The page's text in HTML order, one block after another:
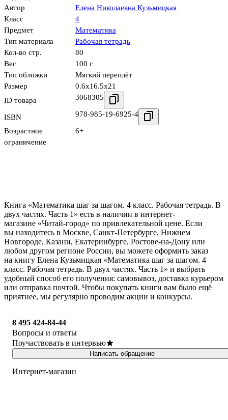
Автор
Елена Николаевна Кузьмицкая
Класс
4
Предмет
Математика
Тип материала
Рабочая тетрадь
Кол-во стр.
80
Вес
100 г
Тип обложки
Мягкий переплёт
Размер
0.6x16.5x21
ID товара
3068305
ISBN 978-985-19-6925-4
Возрастное
ограничение
6+
Книга «Математика шаг за шагом. 4 класс. Рабочая тетрадь. В
двух частях. Часть 1» есть в наличии в интернет-
магазине «Читай-город» по привлекательной цене. Если
вы находитесь в Москве, Санкт-Петербурге, Нижнем
Новгороде, Казани, Екатеринбурге, Ростове-на-Дону или
любом другом регионе России, вы можете оформить заказ
на книгу Елена Кузьмицкая «Математика шаг за шагом. 4
класс. Рабочая тетрадь. В двух частях. Часть 1» и выбрать
удобный способ его получения: самовывоз, доставка курьером
или отправка почтой. Чтобы покупать книги вам было ещё
приятнее, мы регулярно проводим акции и конкурсы.
8 495 424-84-44
Вопросы и ответы
Поучаствовать в интервью
Написать обращение
Интернет-магазин